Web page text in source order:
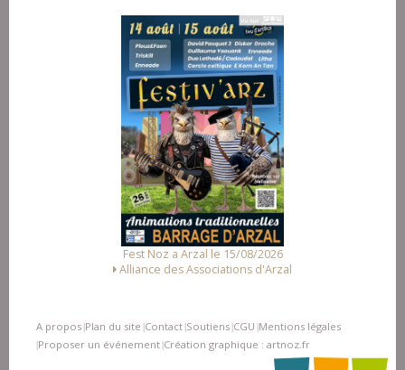
Fest Noz a Arzal le 15/08/2026
Alliance des Associations d'Arzal
A propos |Plan du site |Contact |Soutiens |CGU |Mentions légales
|Proposer un événement |Création graphique : artnoz.fr